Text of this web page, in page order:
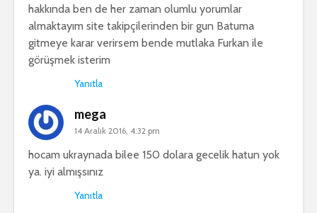
hakkında ben de her zaman olumlu yorumlar
almaktayım site takipçilerinden bir gun Batuma
gitmeye karar verirsem bende mutlaka Furkan ile
görüşmek isterim
Yanıtla
mega
14 Aralık 2016, 4:32 pm
hocam ukraynada bilee 150 dolara gecelik hatun yok
ya. iyi almışsınız
Yanıtla